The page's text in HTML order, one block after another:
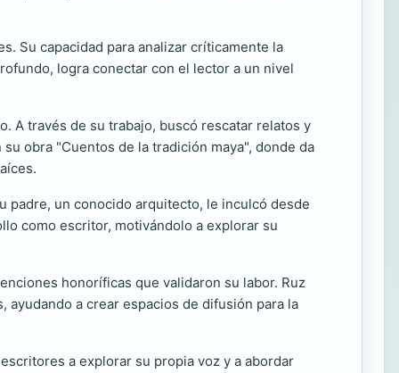
Su capacidad para analizar críticamente la
logra conectar con el lector a un nivel
A través de su trabajo, buscó rescatar relatos y
obra "Cuentos de la tradición maya", donde da
padre, un conocido arquitecto, le inculcó desde
como escritor, motivándolo a explorar su
honoríficas que validaron su labor. Ruz
a crear espacios de difusión para la
a explorar su propia voz y a abordar